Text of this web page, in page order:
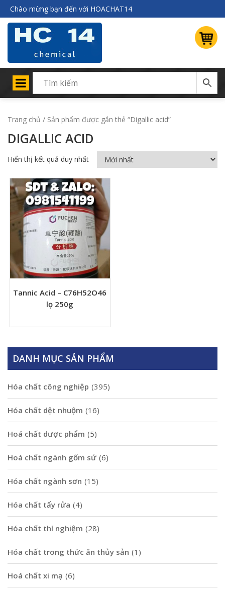
Chào mừng bạn đến với HOACHAT14
Trang chủ / Sản phẩm được gắn thẻ “Digallic acid”
DIGALLIC ACID
Hiển thị kết quả duy nhất
Tannic Acid – C76H52O46
lọ 250g
DANH MỤC SẢN PHẨM
Hóa chất công nghiệp (395)
Hóa chất dệt nhuộm (16)
Hoá chất dược phẩm (5)
Hoá chất ngành gốm sứ (6)
Hóa chất ngành sơn (15)
Hóa chất tẩy rửa (4)
Hóa chất thí nghiệm (28)
Hóa chất trong thức ăn thủy sản (1)
Hoá chất xi mạ (6)